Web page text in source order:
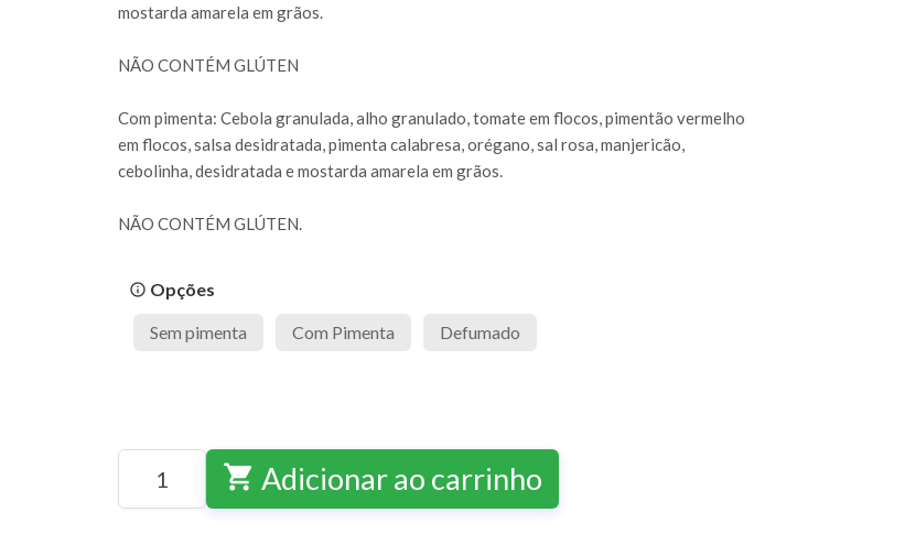
mostarda amarela em grãos.
NÃO CONTÉM GLÚTEN
Com pimenta: Cebola granulada, alho granulado, tomate em flocos, pimentão vermelho
em flocos, salsa desidratada, pimenta calabresa, orégano, sal rosa, manjericão,
cebolinha, desidratada e mostarda amarela em grãos.
NÃO CONTÉM GLÚTEN.
info_outline Opções
Sem pimenta Com Pimenta Defumado
shopping_cart Adicionar ao carrinho